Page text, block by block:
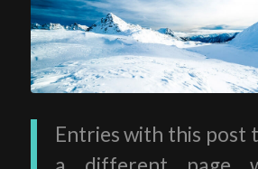
Entries with this post